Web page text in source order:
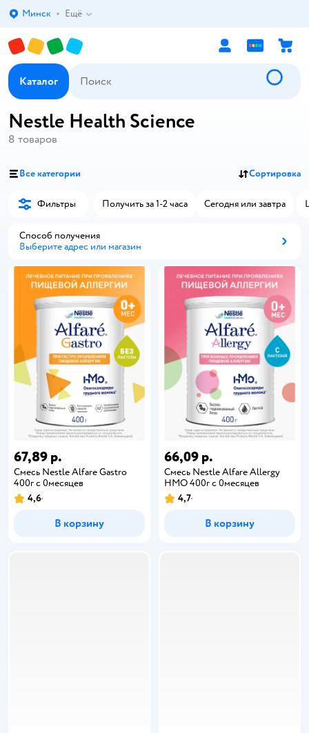
Выбор адреса доставки.
Минск Ещё
Каталог
Nestle Health Science
8 товаров
Все категории Сортировка
Фильтры Получить за 1-2 часа Сегодня или завтра
Способ получения
Выберите адрес или магазин
67,89 р.
Cмесь Nestle Alfare Gastro
400г c 0месяцев
4,6
В корзину
66,09 р.
Смесь Nestle Alfare Allergy
HMO 400г с 0месяцев
4,7
В корзину